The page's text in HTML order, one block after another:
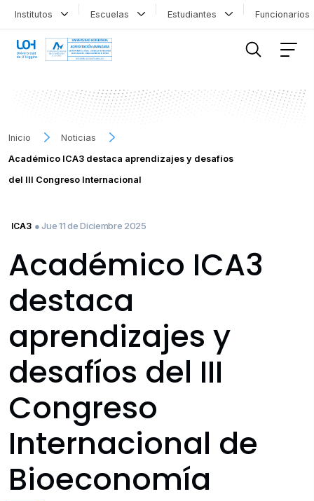
Institutos Escuelas Estudiantes
Inicio
Noticias
Académico ICA3 destaca aprendizajes y desafíos
del III Congreso Internacional
ICA3 ● Jue 11 de Diciembre 2025
Académico ICA3
destaca
aprendizajes y
desafíos del III
Congreso
Internacional de
Bioeconomía